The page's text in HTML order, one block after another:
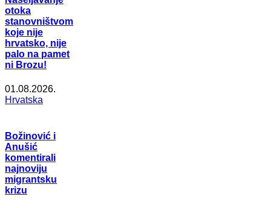
otoka
stanovništvom
koje nije
hrvatsko, nije
palo na pamet
ni Brozu!
01.08.2026.
Hrvatska
Božinović i
Anušić
komentirali
najnoviju
migrantsku
krizu